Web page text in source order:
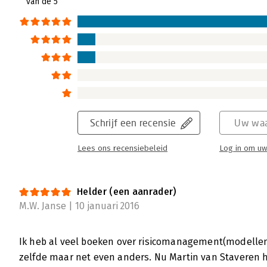
‘Risicogestuurd werken’ van Martin van
het midden tussen een wetenschappelijke
risicogestuurd werken en een handboek
Lees verder
Risicogestuurd werken in de praktijk
Tinka Bor-Reijinga | 16 maart 2015
Schrijf een recensie
Lees ons recensiebeleid
Uw
Log in om
Helder (een aanrader)
M.W. Janse | 10 januari 2016
Ik heb al veel boeken over
zelfde maar net even anders. Nu Martin van Staveren